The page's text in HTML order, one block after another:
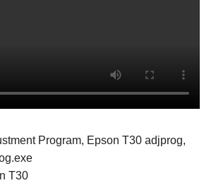
Program, Epson T30 adjprog,
T30